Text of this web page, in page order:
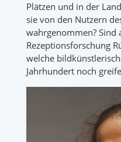
Plätzen und in der
sie von den Nutzern
wahrgenommen? Sind
Rezeptionsforschung
welche
Jahrhundert noch